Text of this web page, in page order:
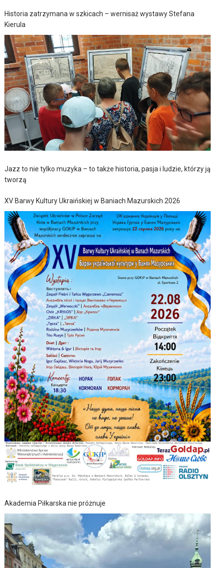
Historia zatrzymana w szkicach – wernisaż wystawy Stefana
Kierula
Jazz to nie tylko muzyka – to także historia, pasja i ludzie, którzy ją
tworzą
XV Barwy Kultury Ukraińskiej w Baniach Mazurskich 2026
Akademia Piłkarska nie próżnuje